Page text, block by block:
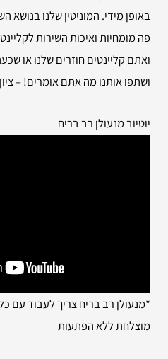
באופן מידי. המוניטין שלנו בנושא
פה מומחיות ואיכות השירות
ואתם קליינטים חוזרים שלנו או
ושתפו אותנו מה אתם אומרים! – ציון
יוטיוב מנעולן רב בריח
*מנעולן רב בריח צריך לעבוד עם
מוצלחת ללא הפתעות